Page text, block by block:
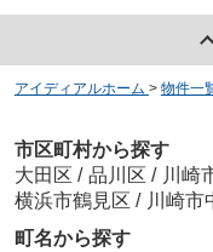
アイディアルホーム > 物件一
市区町村から探す
大田区 / 品川区 / 川崎
横浜市鶴見区 / 川崎市
町名から探す